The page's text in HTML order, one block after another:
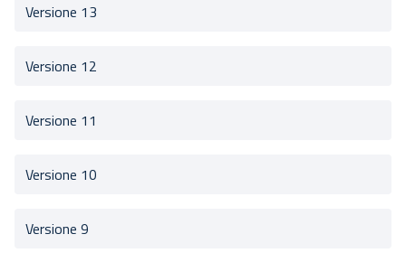
Versione 13
Versione 12
Versione 11
Versione 10
Versione 9